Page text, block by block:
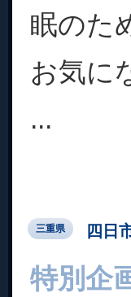
眠のた
お気に
...
三重県 四日
特別企